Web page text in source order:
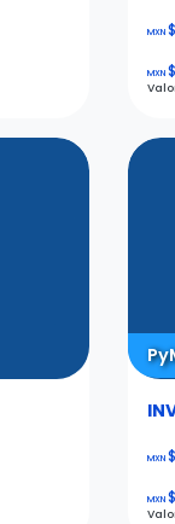
MXN
MXN
MXN
MXN